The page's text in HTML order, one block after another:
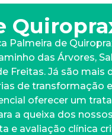
Palmeira de
das Árvores,
Freitas. Já são mais
de transformação e
oferecer um
a queixa dos
e avaliação clínica